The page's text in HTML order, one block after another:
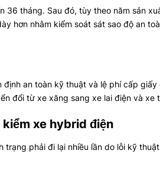
tháng. Sau đó, tùy theo năm sản
hơn nhằm kiểm soát sát sao độ an
an toàn kỹ thuật và lệ phí cấp
đổi từ xe xăng sang xe lai điện và xe
xe hybrid điện
phải đi lại nhiều lần do lỗi kỹ